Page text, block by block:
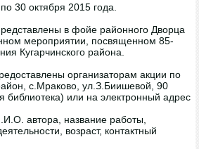
30 октября 2015 года.
в фойе районного Дворца
мероприятии, посвященном 85-
Кугарчинского района.
организаторам акции по
с.Мраково, ул.З.Биишевой, 90
библиотека) или на электронный адрес
автора, название работы,
возраст, контактный